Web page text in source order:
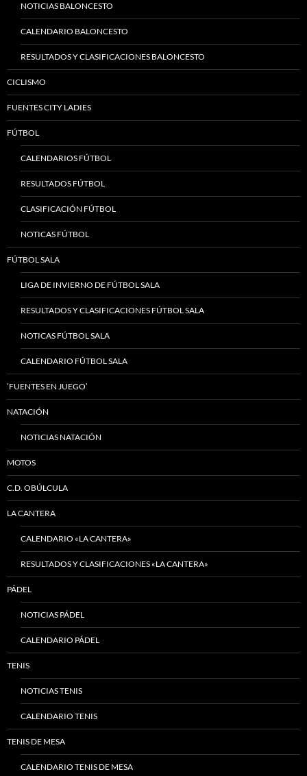
NOTICIAS BALONCESTO
CALENDARIO BALONCESTO
RESULTADOS Y CLASIFICACIONES BALONCESTO
CICLISMO
FUENTES CITY LADIES
FÚTBOL
CALENDARIOS FÚTBOL
RESULTADOS FÚTBOL
CLASIFICACIÓN FÚTBOL
NOTICAS FÚTBOL
FÚTBOL SALA
LIGA DE INVIERNO DE FÚTBOL SALA
RESULTADOS Y CLASIFICACIONES FÚTBOL SALA
NOTICAS FÚTBOL SALA
CALENDARIO FÚTBOL SALA
‘FUENTES EN JUEGO’
NATACIÓN
NOTICIAS NATACIÓN
MOTOS
C.D. OBÚLCULA
LA CANTERA
CALENDARIO «LA CANTERA»
RESULTADOS Y CLASIFICACIONES «LA CANTERA»
PÁDEL
NOTICIAS PÁDEL
CALENDARIO PÁDEL
TENIS
NOTICIAS TENIS
CALENDARIO TENIS
TENIS DE MESA
CALENDARIO TENIS DE MESA